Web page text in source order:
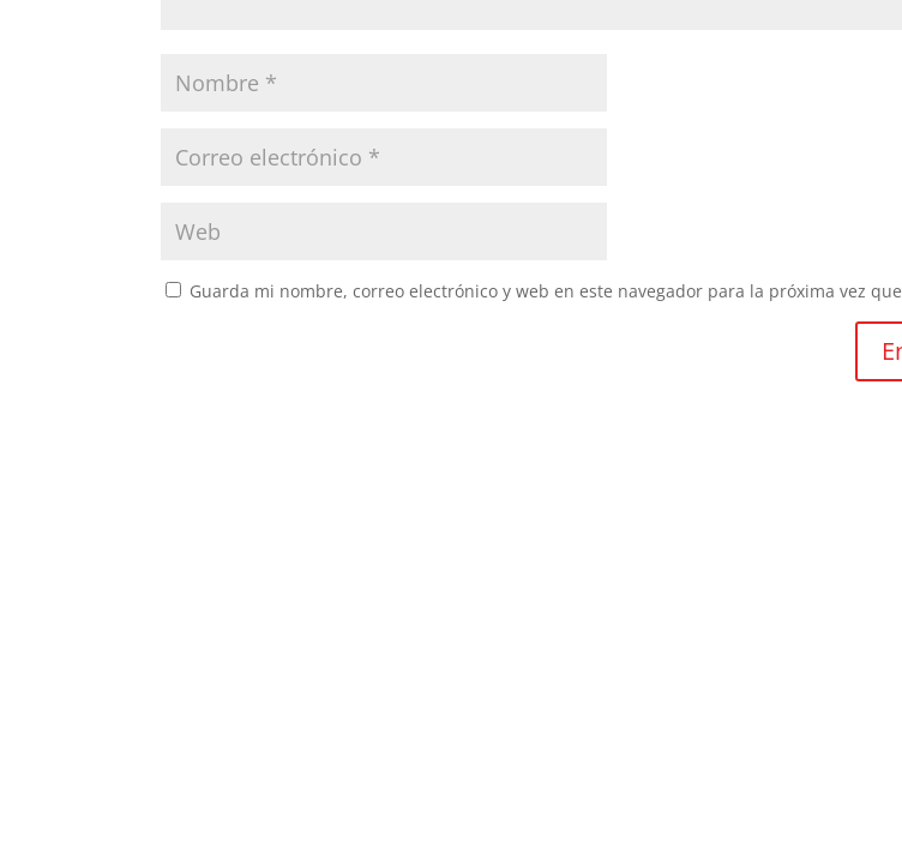
Guarda mi nombre, correo electrónico y web en este navegador para la próxima vez